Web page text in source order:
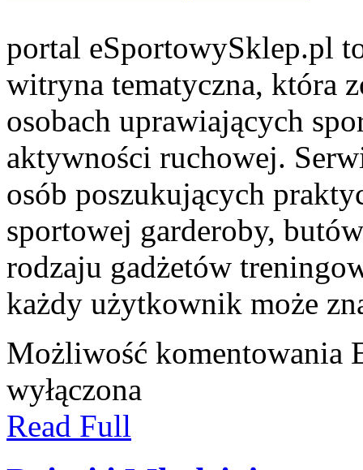
portal eSportowySklep.pl
witryna tematyczna, która
osobach uprawiających
aktywności ruchowej.
osób poszukujących
sportowej garderoby,
rodzaju gadżetów
każdy użytkownik może
Możliwość komentowania
wyłączona
Read Full